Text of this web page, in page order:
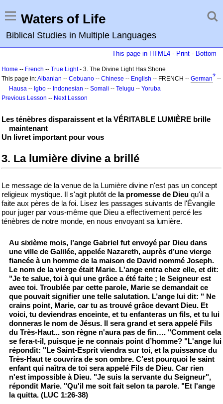
Waters of Life
Biblical Studies in Multiple Languages
This page in HTML4 - Print - Bottom
Home -- French -- True Light- 3. The Divine Light Has Shone
This page in:Albanian -- Cebuano -- Chinese -- English -- FRENCH -- German? --
Hausa -- Igbo -- Indonesian -- Somali -- Telugu -- Yoruba
Previous Lesson -- Next Lesson
Les ténèbres disparaissent et la VÉRITABLE LUMIÈRE brille
maintenant
Un livret important pour vous
3. La lumière divine a brillé
Le message de la venue de la Lumière divine n'est pas un concept
religieux mystique. Il s'agit plutôt de la promesse de Dieu qu'il a
faite aux pères de la foi. Lisez les passages suivants de l'Évangile
pour juger par vous-même que Dieu a effectivement percé les
ténèbres de notre monde, en nous envoyant sa lumière.
Au sixième mois, l’ange Gabriel fut envoyé par Dieu dans
une ville de Galilée, appelée Nazareth, auprès d’une vierge
fiancée à un homme de la maison de David nommé Joseph.
Le nom de la vierge était Marie. L'ange entra chez elle, et dit:
"Je te salue, toi à qui une grâce a été faite ; le Seigneur est
avec toi. Troublée par cette parole, Marie se demandait ce
que pouvait signifier une telle salutation. L’ange lui dit: " Ne
crains point, Marie, car tu as trouvé grâce devant Dieu. Et
voici, tu deviendras enceinte, et tu enfanteras un fils, et tu lui
donneras le nom de Jésus. Il sera grand et sera appelé Fils
du Très-Haut... son règne n'aura pas de fin…. "Comment cela
se fera-t-il, puisque je ne connais point d’homme? "L'ange lui
répondit: "Le Saint-Esprit viendra sur toi, et la puissance du
Très-Haut te couvrira de son ombre. C’est pourquoi le saint
enfant qui naîtra de toi sera appelé Fils de Dieu. Car rien
n'est impossible à Dieu. "Je suis la servante du Seigneur",
répondit Marie. "Qu'il me soit fait selon ta parole. "Et l'ange
la quitta. (LUC 1:26-38)